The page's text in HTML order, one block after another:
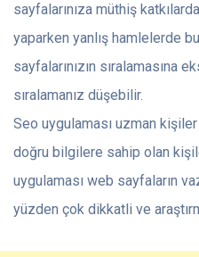
sayfalarınıza müthiş
yaparken yanlış hamlelerde
sayfalarınızın sıralamasına
sıralamanız düşebilir.
Seo uygulaması uzman
doğru bilgilere sahip olan
uygulaması web sayfaların
yüzden çok dikkatli ve